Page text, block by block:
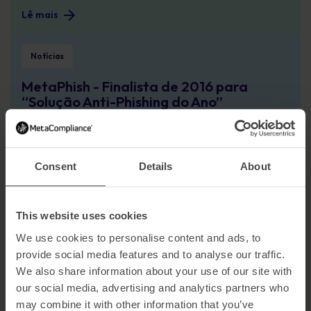
Consent Details About
This website uses cookies
We use cookies to personalise content and ads, to
provide social media features and to analyse our traffic.
We also share information about your use of our site with
our social media, advertising and analytics partners who
may combine it with other information that you’ve
Lê mais
Notícias
MetaPhish - Finalista de 2016 para
“Solução Anti-Phishing do Ano”
Lê mais
A Welsh Ambulance simplifica os processos de conformidade
Notícias
processos de conformidade
Lê mais
Especialista em educação sobre cibersegurança ganha o prémio da
Notícias